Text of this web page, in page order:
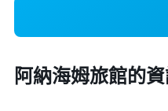
阿納海姆旅館的